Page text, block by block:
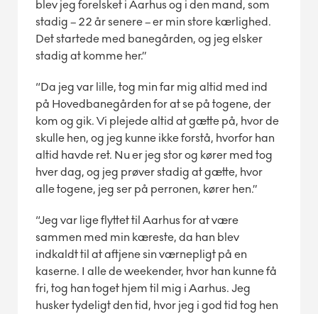
blev jeg forelsket i Aarhus og i den mand, som
stadig – 22 år senere – er min store kærlighed.
Det startede med banegården, og jeg elsker
stadig at komme her.”
“Da jeg var lille, tog min far mig altid med ind
på Hovedbanegården for at se på togene, der
kom og gik. Vi plejede altid at gætte på, hvor de
skulle hen, og jeg kunne ikke forstå, hvorfor han
altid havde ret. Nu er jeg stor og kører med tog
hver dag, og jeg prøver stadig at gætte, hvor
alle togene, jeg ser på perronen, kører hen.”
“Jeg var lige flyttet til Aarhus for at være
sammen med min kæreste, da han blev
indkaldt til at aftjene sin værnepligt på en
kaserne. I alle de weekender, hvor han kunne få
fri, tog han toget hjem til mig i Aarhus. Jeg
husker tydeligt den tid, hvor jeg i god tid tog hen